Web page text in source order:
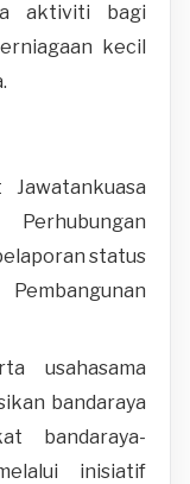
aktiviti bagi
kecil
Jawatankuasa
status
usahasama
bandaraya
bandaraya-
inisiatif